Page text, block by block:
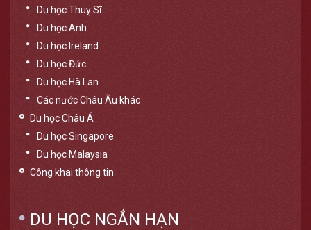
Du học Thuỵ Sĩ
Du học Anh
Du học Ireland
Du học Đức
Du học Hà Lan
Các nước Châu Âu khác
Du học Châu Á
Du học Singapore
Du học Malaysia
Công khai thông tin
DU HỌC NGẮN HẠN